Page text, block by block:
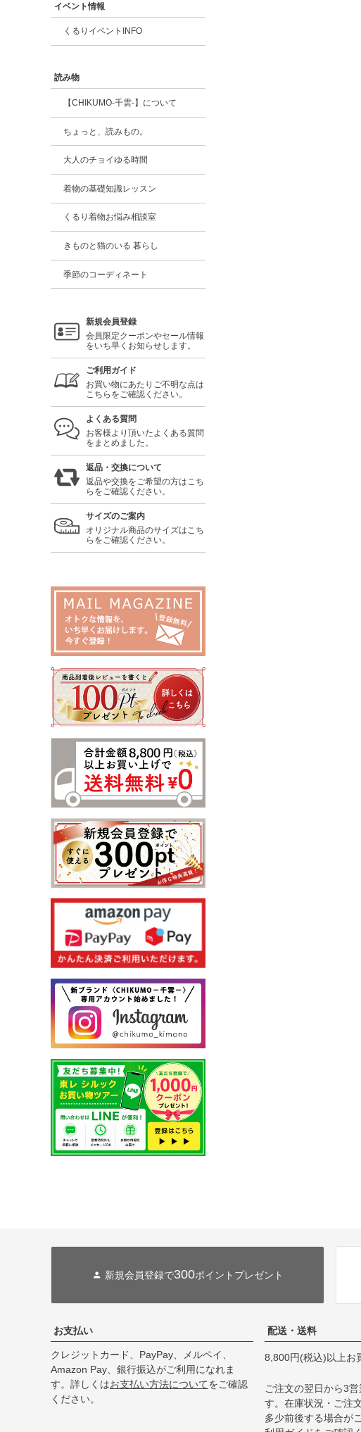
イベント情報
くるりイベントINFO
読み物
【CHIKUMO-千雲-】について
ちょっと、読みもの。
大人のチョイゆる時間
着物の基礎知識レッスン
くるり着物お悩み相談室
きものと猫のいる 暮らし
季節のコーディネート
新規会員登録
会員限定クーポンやセール情報
をいち早くお知らせします。
ご利用ガイド
お買い物にあたりご不明な点は
こちらをご確認ください。
よくある質問
お客様より頂いたよくある質問
をまとめました。
返品・交換について
返品や交換をご希望の方はこち
らをご確認ください。
サイズのご案内
オリジナル商品のサイズはこち
らをご確認ください。
新規会員登録で300ポイントプレゼント
お支払い
クレジットカード、PayPay、メルペイ、
Amazon Pay、銀行振込がご利用になれま
す。詳しくはお支払い方法についてをご確認
ください。
配送・送料
8,800円(税込)以上お
ご注文の翌日から3
す。在庫状況・ご注
多少前後する場合が